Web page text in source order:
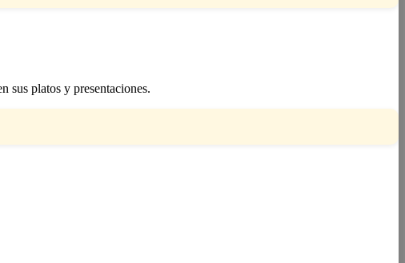
sus platos y presentaciones.